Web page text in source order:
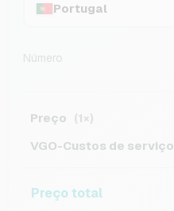
Portugal
Número
Preço (1×)
VGO-Custos de serviço
Preço total